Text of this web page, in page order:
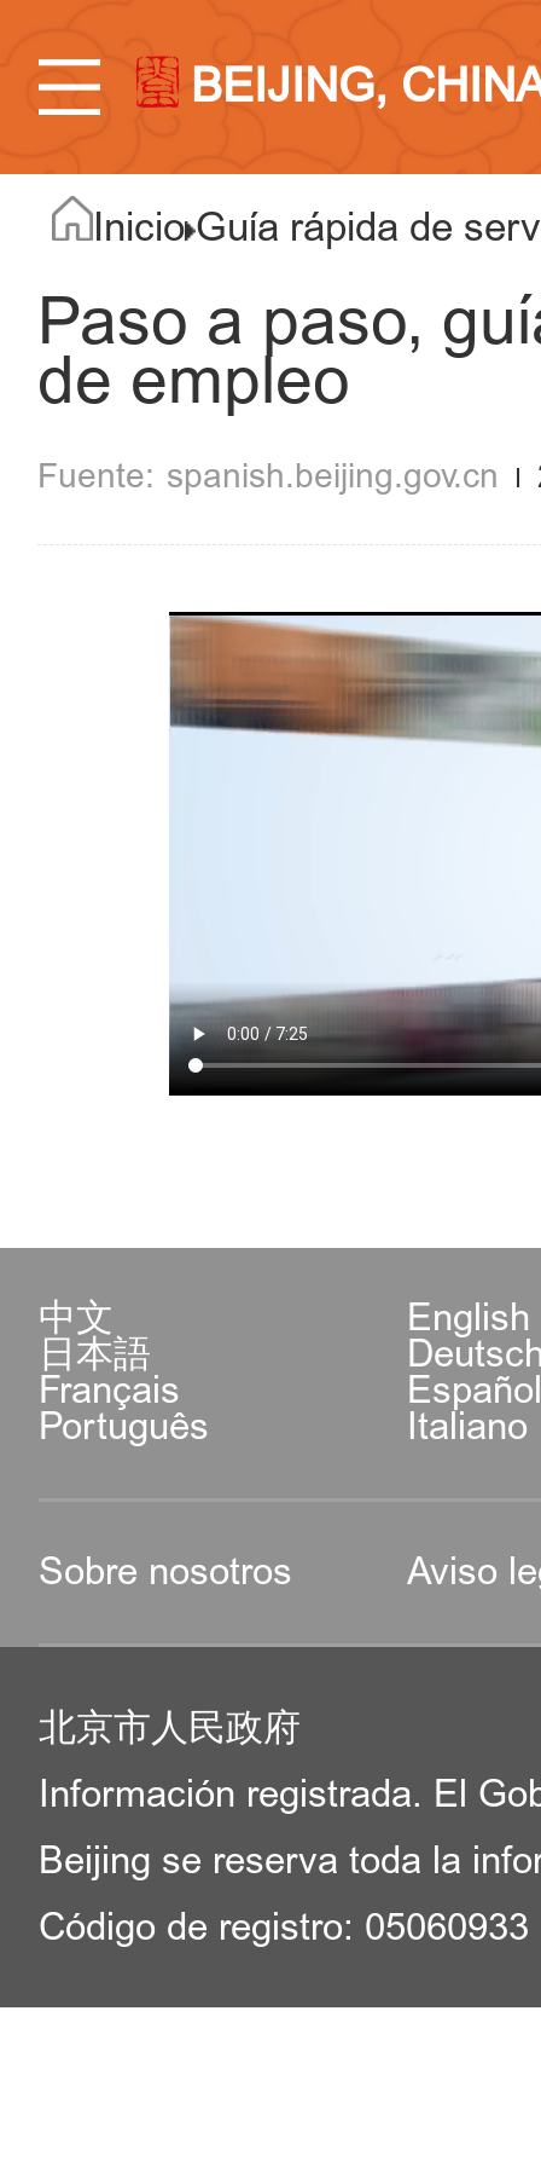
BEIJING,
Inicio Guía rápida de
Paso a paso,
de empleo
spanish.beijing.gov.cn
中文 English
日本語
Français
Português Italiano
Sobre nosotros Aviso
北京市人民政府
Información registrada. El
Beijing se reserva toda la
Código de registro: 05060933